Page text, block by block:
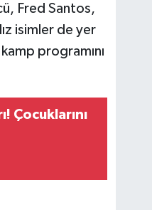
Fred Santos,
isimler de yer
programını
Çocuklarını